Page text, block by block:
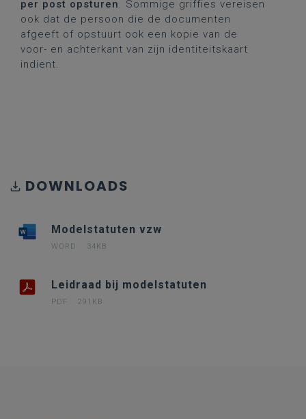
per post opsturen. Sommige griffies vereisen
ook dat de persoon die de documenten
afgeeft of opstuurt ook een kopie van de
voor- en achterkant van zijn identiteitskaart
indient.
DOWNLOADS
Modelstatuten vzw
WORD 34KB
Leidraad bij modelstatuten
PDF 291KB